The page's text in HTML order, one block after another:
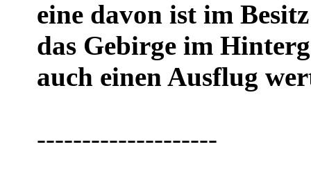
eine davon ist im
das Gebirge im
auch einen Ausflug
--------------------